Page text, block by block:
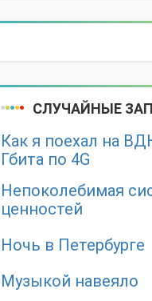
СЛУЧАЙНЫЕ
Как я поехал на
Гбита по 4G
Непоколебимая
ценностей
Ночь в Петербурге
Музыкой навеяло